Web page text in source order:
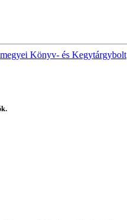
Könyv- és Kegytárgybolt